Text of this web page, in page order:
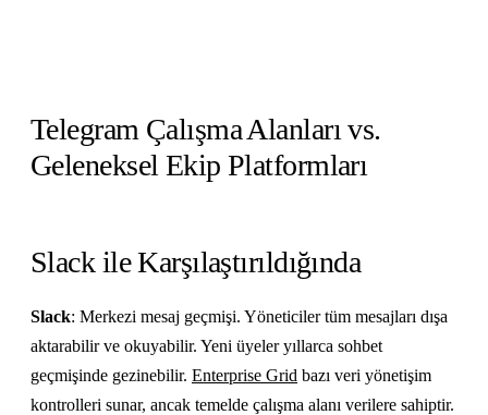
Telegram Çalışma Alanları vs.
Geleneksel Ekip Platformları
Slack ile Karşılaştırıldığında
Slack: Merkezi mesaj geçmişi. Yöneticiler tüm mesajları dışa
aktarabilir ve okuyabilir. Yeni üyeler yıllarca sohbet
geçmişinde gezinebilir. Enterprise Grid bazı veri yönetişim
kontrolleri sunar, ancak temelde çalışma alanı verilere sahiptir.